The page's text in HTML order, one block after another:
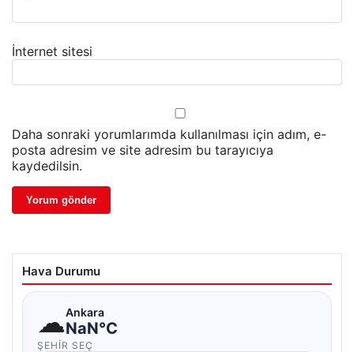
İnternet sitesi
Daha sonraki yorumlarımda kullanılması için adım, e-
posta adresim ve site adresim bu tarayıcıya
kaydedilsin.
Hava Durumu
☁Ankara
NaN°C
ŞEHIR SEÇ